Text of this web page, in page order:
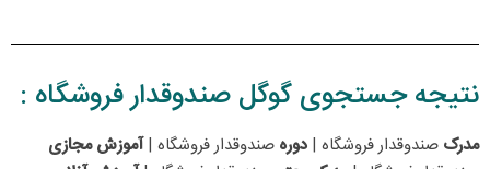
نتیجه جستجوی گوگل صندوقدار فروشگاه :
مدرک صندوقدار فروشگاه | دوره صندوقدار فروشگاه |آموزش مجازی